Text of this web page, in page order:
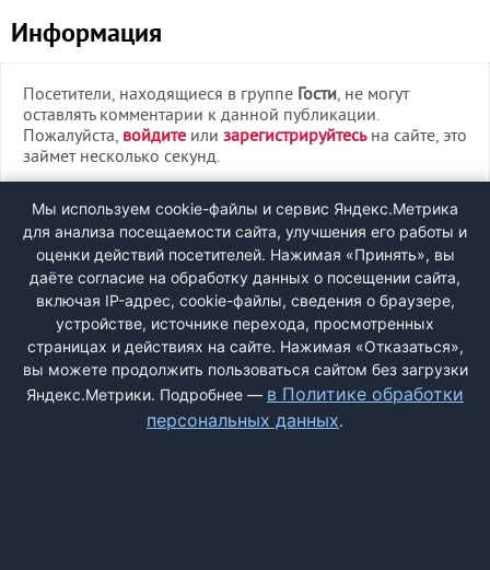
Информация
Посетители, находящиеся в группе Гости, не могут
оставлять комментарии к данной публикации.
Пожалуйста, войдите или зарегистрируйтесьна сайте, это
займет несколько секунд.
ВХОД
РЕГИСТРАЦИЯ
Быстрая регистрациячерез соцсети:
Мы используем cookie-файлы и сервис Яндекс.Метрика
для анализа посещаемости сайта, улучшения его работы и
оценки действий посетителей. Нажимая «Принять», вы
даёте согласие на обработку данных о посещении сайта,
включая IP-адрес, cookie-файлы, сведения о браузере,
устройстве, источнике перехода, просмотренных
страницах и действиях на сайте. Нажимая «Отказаться»,
вы можете продолжить пользоваться сайтом без загрузки
Яндекс.Метрики. Подробнее — в Политике обработки
персональных данных.